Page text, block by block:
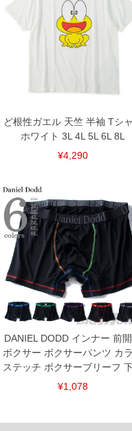
※【返品交換について】
返品交換希望の方は、商品到着後1
下着(肌着)やワイシャツは商品の性
ご了承くださいませ。
備考欄に股下●cmとご記入下さい
上の品が対象。1本5,999円以下の商
出荷まで約1週間～20日間程お時間
尚、裾上げした商品は返品・交換
一部、お直しに対応出来ない商品が
いている、極端なデザインが施され
※商品によって若干のサイズの誤
※当店での掲載商品は、実店鋪と
舗からのお取り寄せ等により、お
す。そのようなことがない様最大
連絡させて頂きますので予めご了承
DETAIL
ど根性ガエル 天竺 半袖 Tシ
ホワイト 3L 4L 5L 6L 8L
¥4,290
DANIEL DODD インナー 前開
ボクサー ボクサーパンツ カ
ステッチ ボクサーブリーフ
¥1,078